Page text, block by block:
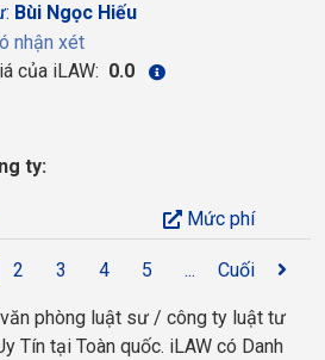
Bùi Ngọc Hiếu
nhận xét
của iLAW: 0.0
ty:
Mức phí
2 3 4 5 ... Cuối
phòng luật sư / công ty luật tư
Tín tại Toàn quốc. iLAW có Danh